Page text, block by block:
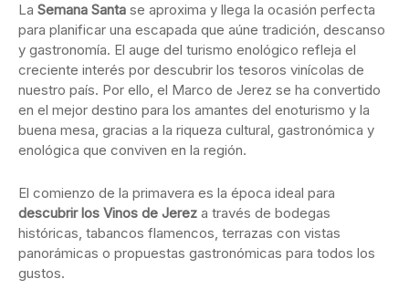
La Semana Santa se aproxima y llega la ocasión perfecta
para planificar una escapada que aúne tradición, descanso
y gastronomía. El auge del turismo enológico refleja el
creciente interés por descubrir los tesoros vinícolas de
nuestro país. Por ello, el Marco de Jerez se ha convertido
en el mejor destino para los amantes del enoturismo y la
buena mesa, gracias a la riqueza cultural, gastronómica y
enológica que conviven en la región.
El comienzo de la primavera es la época ideal para
descubrir los Vinos de Jerez a través de bodegas
históricas, tabancos flamencos, terrazas con vistas
panorámicas o propuestas gastronómicas para todos los
gustos.